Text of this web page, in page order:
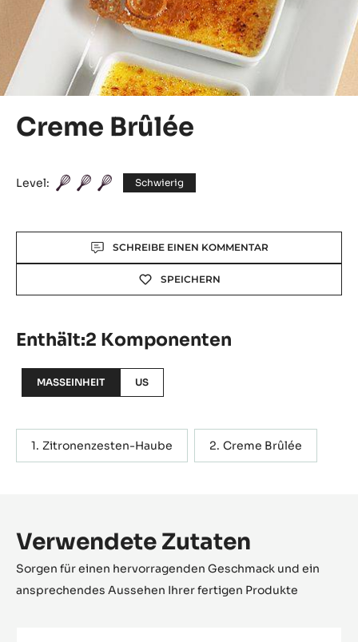
Creme Brûlée
Level: Schwierig
Actions SCHREIBE EINEN KOMMENTAR
SPEICHERN
Enthält:2 Komponenten
MASSEINHEIT US
Zitronenzesten-Haube Creme Brûlée
Verwendete Zutaten
Sorgen für einen hervorragenden Geschmack und ein
ansprechendes Aussehen Ihrer fertigen Produkte